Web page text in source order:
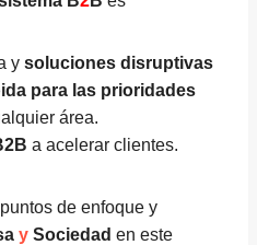
y soluciones disruptivas
para las prioridades
área.
a acelerar clientes.
de enfoque y
y Sociedad en este